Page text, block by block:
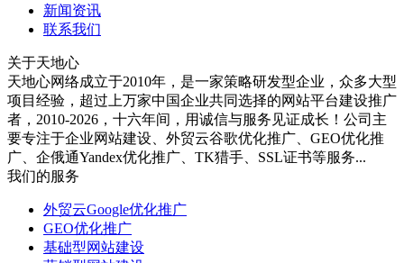
新闻资讯
联系我们
关于天地心
天地心网络成立于2010年，是一家策略研发型企业，众多大型
项目经验，超过上万家中国企业共同选择的网站平台建设推广
者，2010-2026，十六年间，用诚信与服务见证成长！公司主
要专注于企业网站建设、外贸云谷歌优化推广、GEO优化推
广、企俄通Yandex优化推广、TK猎手、SSL证书等服务...
我们的服务
外贸云Google优化推广
GEO优化推广
基础型网站建设